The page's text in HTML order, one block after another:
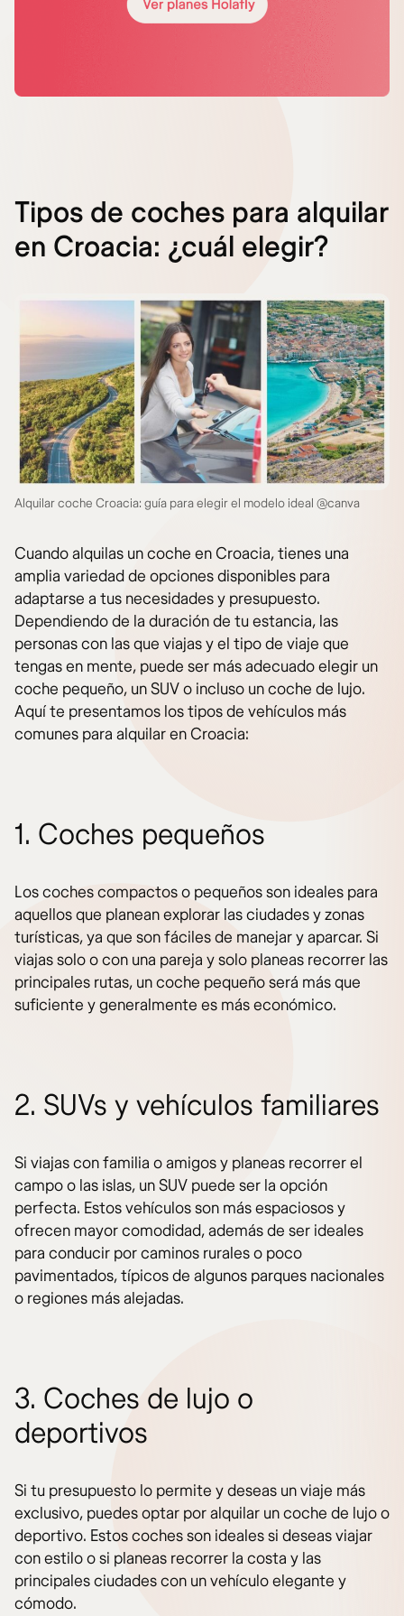
Tipos de coches para alquilar
en Croacia: ¿cuál elegir?
Alquilar coche Croacia: guía para elegir el modelo ideal @canva
Cuando alquilas un coche en Croacia, tienes una
amplia variedad de opciones disponibles para
adaptarse a tus necesidades y presupuesto.
Dependiendo de la duración de tu estancia, las
personas con las que viajas y el tipo de viaje que
tengas en mente, puede ser más adecuado elegir un
coche pequeño, un SUV o incluso un coche de lujo.
Aquí te presentamos los tipos de vehículos más
comunes para alquilar en Croacia:
1. Coches pequeños
Los coches compactos o pequeños son ideales para
aquellos que planean explorar las ciudades y zonas
turísticas, ya que son fáciles de manejar y aparcar. Si
viajas solo o con una pareja y solo planeas recorrer las
principales rutas, un coche pequeño será más que
suficiente y generalmente es más económico.
2. SUVs y vehículos familiares
Si viajas con familia o amigos y planeas recorrer el
campo o las islas, un SUV puede ser la opción
perfecta. Estos vehículos son más espaciosos y
ofrecen mayor comodidad, además de ser ideales
para conducir por caminos rurales o poco
pavimentados, típicos de algunos parques nacionales
o regiones más alejadas.
3. Coches de lujo o
deportivos
Si tu presupuesto lo permite y deseas un viaje más
exclusivo, puedes optar por alquilar un coche de lujo o
deportivo. Estos coches son ideales si deseas viajar
con estilo o si planeas recorrer la costa y las
principales ciudades con un vehículo elegante y
cómodo.